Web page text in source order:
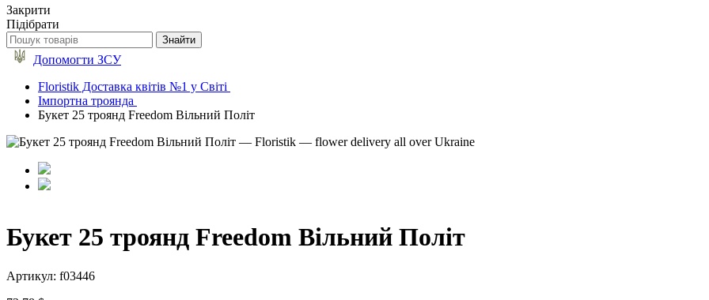
Закрити
Підібрати
Допомогти ЗСУ
Floristik Доставка квітів №1 у Світі
Імпортна троянда
Букет 25 троянд Freedom Вільний Політ
Букет 25 троянд Freedom Вільний Політ
Артикул: f03446